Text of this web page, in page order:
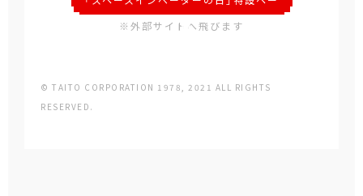
ジ
※外部サイトへ飛びます
© TAITO CORPORATION 1978, 2021 ALL RIGHTS
RESERVED.